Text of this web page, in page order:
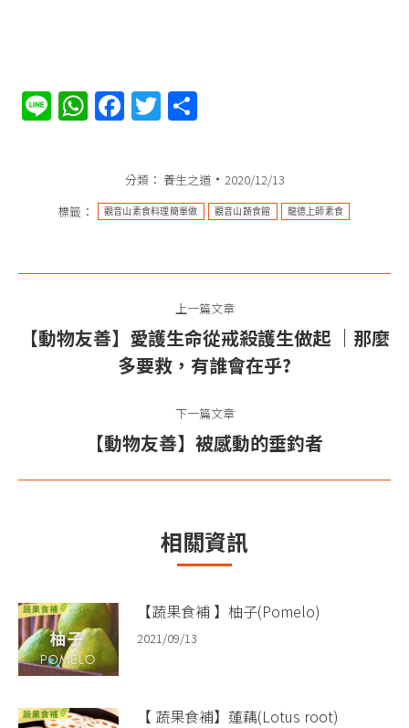
LineWhatsApp
Facebook
Twitter
分類： 養生之道
2020/12/13
標籤：
觀音山素食料理簡單做 觀音山蔬食館 龍德上師素食
章
上一篇文章
上
一
文
章：
【動物友善】愛護生命從戒殺護生做起 ｜那麼
多要救，有誰會在乎?
下一篇文章
下
章：
【動物友善】被感動的垂釣者
相關資訊
【蔬果食補 】柚子(Pomelo)​
2021/09/13
【 蔬果食補】蓮藕(Lotus root)